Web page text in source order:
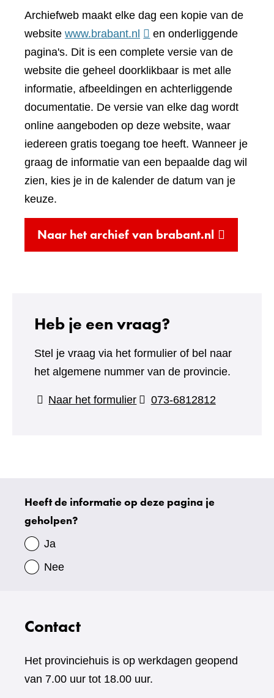
Archiefweb maakt elke dag een kopie van de
website www.brabant.nl (verwijst
naar
een
andere
website)
en onderliggende
pagina's. Dit is een complete versie van de
website die geheel doorklikbaar is met alle
informatie, afbeeldingen en achterliggende
documentatie. De versie van elke dag wordt
online aangeboden op deze website, waar
iedereen gratis toegang toe heeft. Wanneer je
graag de informatie van een bepaalde dag wil
zien, kies je in de kalender de datum van je
keuze.
Naar het archief van brabant.nl (verwijst
naar
Heb je een vraag?
Stel je vraag via het formulier of bel naar
het algemene nummer van de provincie.
Naar het formulier(verwijst
073-6812812
Uw
gegevens
Heeft de informatie op deze pagina je
geholpen?
Ja
Nee
Contact
Het provinciehuis is op werkdagen geopend
van 7.00 uur tot 18.00 uur.